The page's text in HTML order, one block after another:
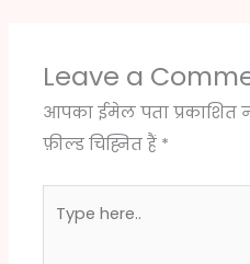
Leave a
आपका ईमेल पता प्रकाशित
फ़ील्ड चिह्नित हैं *